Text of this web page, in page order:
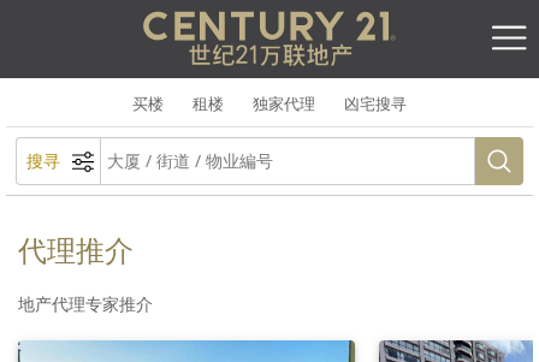
买楼 租楼 独家代理 凶宅搜寻
搜寻
代理推介
地产代理专家推介